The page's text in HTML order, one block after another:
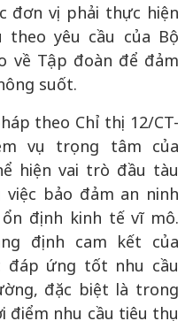
đơn vị phải thực hiện
yêu cầu của Bộ
về Tập đoàn để đảm
suốt.
theo Chỉ thị 12/CT-
vụ trọng tâm của
hiện vai trò đầu tàu
bảo đảm an ninh
định kinh tế vĩ mô.
định cam kết của
đáp ứng tốt nhu cầu
đặc biệt là trong
điểm nhu cầu tiêu thụ